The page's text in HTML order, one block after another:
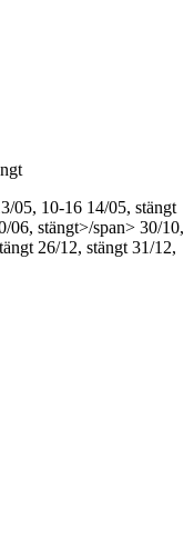
05, 10-16 14/05, stängt
06, stängt>/span> 30/10,
26/12, stängt 31/12,